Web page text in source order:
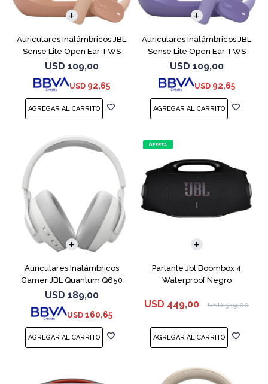
Auriculares Inalámbricos JBL
Sense Lite Open Ear TWS
Beige
USD 109,00
USD 92,65
Auriculares Inalámbricos JBL
Sense Lite Open Ear TWS
Purple
USD 109,00
USD 92,65
Auriculares Inalámbricos
Gamer JBL Quantum Q650
Blanco
USD 189,00
USD 160,65
Parlante Jbl Boombox 4
Waterproof Negro
USD 449,00 USD 549,00